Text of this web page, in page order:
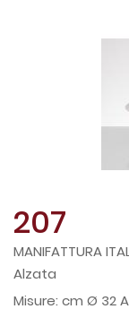
207
MANIFATTURA
Alzata
cm Ø 32